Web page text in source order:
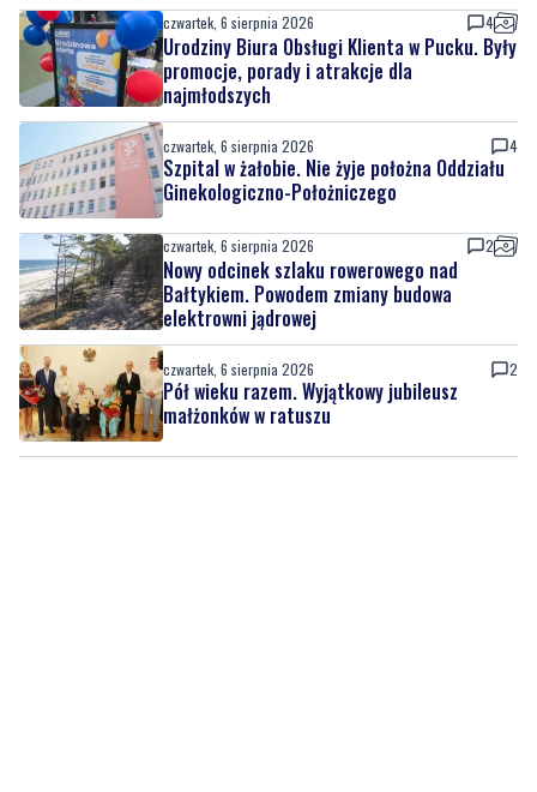
czwartek, 6 sierpnia 2026 4
Urodziny Biura Obsługi Klienta w Pucku. Były
promocje, porady i atrakcje dla
najmłodszych
czwartek, 6 sierpnia 2026 4
Szpital w żałobie. Nie żyje położna Oddziału
Ginekologiczno-Położniczego
czwartek, 6 sierpnia 2026 2
Nowy odcinek szlaku rowerowego nad
Bałtykiem. Powodem zmiany budowa
elektrowni jądrowej
czwartek, 6 sierpnia 2026 2
Pół wieku razem. Wyjątkowy jubileusz
małżonków w ratuszu